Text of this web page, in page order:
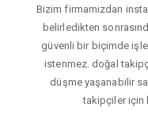
Bizim firmamızdan
belirledikten
güvenli bir biçimde
istenmez. doğal
düşme yaşanabilir
takipçiler için